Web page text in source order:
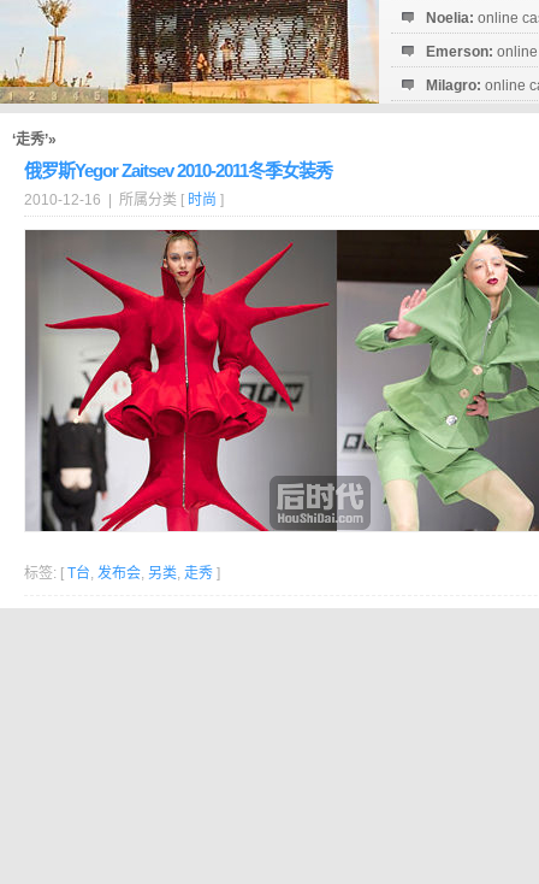
Noelia: online
Emerson:
Milagro: online
‘走秀’»
俄罗斯Yegor Zaitsev 2010-2011冬季女装秀
2010-12-16 | 所属分类 [ 时尚 ]
标签: [ T台, 发布会, 另类, 走秀 ]